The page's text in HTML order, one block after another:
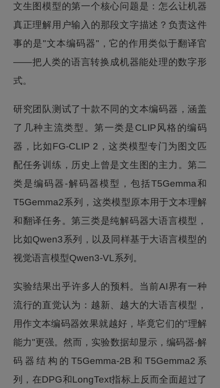
文生图模型的第一个核心问题是：怎么让机器
真正理解用户输入的那段文字描述？负责这件
事的是"文本编码器"，它的作用类似于翻译官
——把人类的语言转换成机器能处理的数字形
式。
研究团队测试了十款不同的文本编码器，涵盖
了几种主流类型。第一类是CLIP风格的编码
器，比如FG-CLIP 2，这类模型专门为图文匹
配任务训练，历史上曾是文生图的主力。第二
类是编码器-解码器模型，包括T5Gemma和
T5Gemma2系列，这类模型原本用于文本理解
和翻译任务。第三类是纯解码器大语言模型，
比如Qwen3系列，以及同样基于大语言模型的
视觉语言模型Qwen3-VL系列。
实验结果出乎许多人的预料。当前AI界有一种
流行的直觉认为：越新、越大的大语言模型，
用作文本编码器效果就越好，毕竟它们的"理解
能力"更强。然而，实验数据却显示，编码器-解
码器结构的T5Gemma-2B和T5Gemma2系
列，在DPG和LongText指标上反而全面超过了